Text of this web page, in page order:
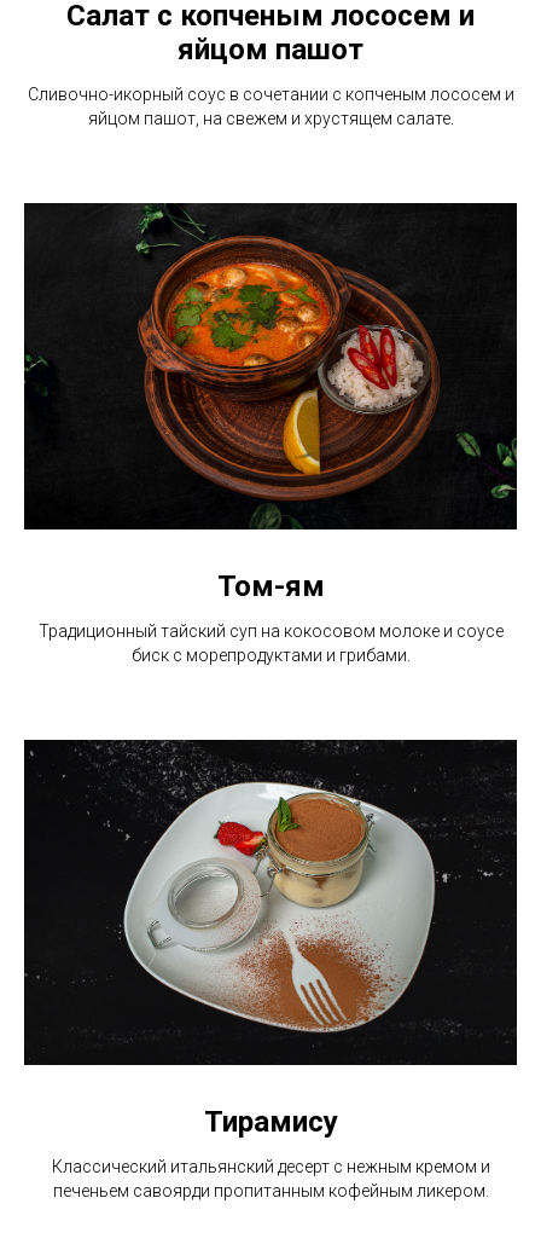
Салат с копченым лососем и
яйцом пашот
Сливочно-икорный соус в сочетании с копченым лососем и
яйцом пашот, на свежем и хрустящем салате.
Том-ям
Традиционный тайский суп на кокосовом молоке и соусе
биск с морепродуктами и грибами.
Тирамису
Классический итальянский десерт с нежным кремом и
печеньем савоярди пропитанным кофейным ликером.